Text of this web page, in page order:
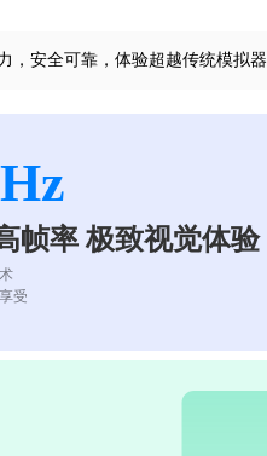
，安全可靠，体验超越传统模拟器
帧率 极致视觉体验
受